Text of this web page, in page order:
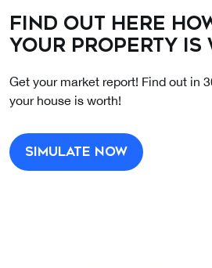
Find out here
your property is
Get your market report! Find out in
your house is worth!
Simulate now